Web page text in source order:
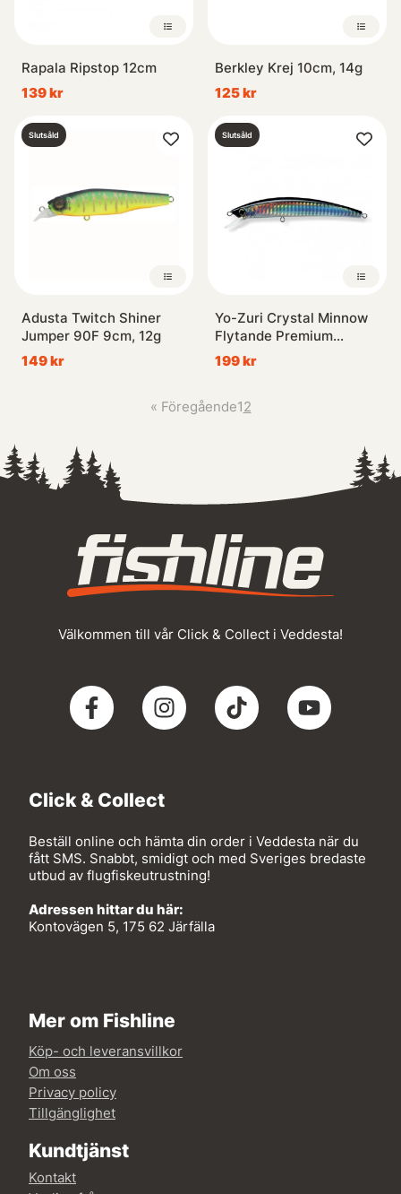
Rapala Ripstop 12cm
139 kr
Berkley Krej 10cm, 14g
125 kr
Slutsåld
Adusta Twitch Shiner
Jumper 90F 9cm, 12g
149 kr
Slutsåld
Yo-Zuri Crystal Minnow
Flytande Premium
Classic 110mm 12g
199 kr
« Föregående12
Välkommen till vår Click & Collect i Veddesta!
Click & Collect
Beställ online och hämta din order i Veddesta när du
fått SMS. Snabbt, smidigt och med Sveriges bredaste
utbud av flugfiskeutrustning!
Adressen hittar du här:
Kontovägen 5, 175 62 Järfälla
Mer om Fishline
Köp- och leveransvillkor
Om oss
Privacy policy
Tillgänglighet
Kundtjänst
Kontakt